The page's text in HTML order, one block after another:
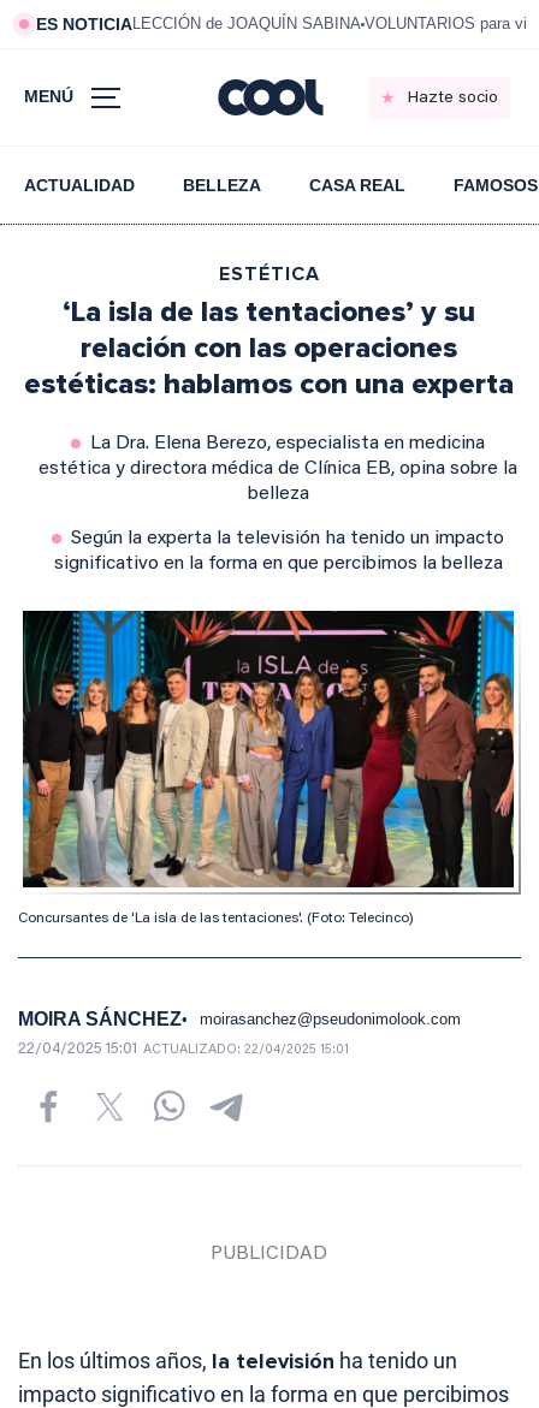
ES NOTICIALECCIÓN de JOAQUÍN SABINA VOLUNTARIOS para
MENÚ Hazte socio
ACTUALIDAD BELLEZA CASA REAL FAMOSOS
ESTÉTICA
‘La isla de las tentaciones’ y su
relación con las operaciones
estéticas: hablamos con una experta
La Dra. Elena Berezo, especialista en medicina
estética y directora médica de Clínica EB, opina sobre la
belleza
Según la experta la televisión ha tenido un impacto
significativo en la forma en que percibimos la belleza
Concursantes de 'La isla de las tentaciones'. (Foto: Telecinco)
MOIRA SÁNCHEZ moirasanchez@pseudonimolook.com
22/04/2025 15:01 ACTUALIZADO: 22/04/2025 15:01
En los últimos años, la televisión ha tenido un
impacto significativo en la forma en que percibimos